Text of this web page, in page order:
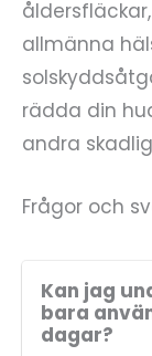
allmänna
rädda din
andra
Frågor och
Kan jag
bara
dagar?